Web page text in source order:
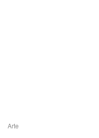
Arte